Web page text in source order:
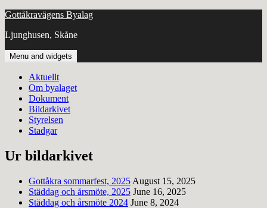
Skip
content
Gottåkravägens Byalag
Ljunghusen, Skåne
Menu and widgets
Aktuellt
Om byalaget
Dokument
Bildarkivet
Styrelsen
Stadgar
Ur bildarkivet
Gottåkra sommarfest, 2025 August 15, 2025
Städdag och årsmöte, 2025 June 16, 2025
Städdag och årsmöte 2024 June 8, 2024